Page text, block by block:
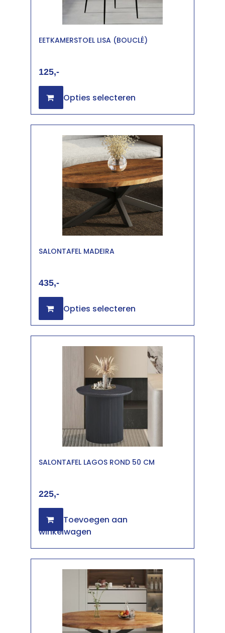
EETKAMERSTOEL LISA (BOUCLÉ)
125
Opties selecteren
SALONTAFEL MADEIRA
435
Opties selecteren
SALONTAFEL LAGOS ROND 50 CM
225
Toevoegen aan
winkelwagen